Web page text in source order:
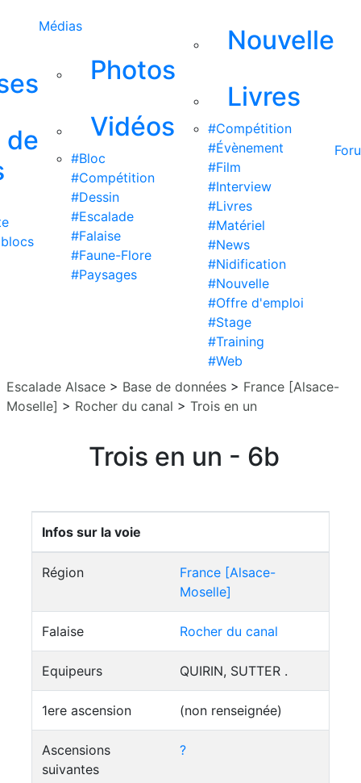
de
Médias
Photos
Vidéos
#Bloc
#Compétition
#Dessin
#Escalade
#Falaise
#Faune-Flore
#Paysages
Nouvelle
Livres
#Compétition
#Évènement
#Film
#Interview
#Livres
#Matériel
#News
#Nidification
#Nouvelle
#Offre d'emploi
#Stage
#Training
#Web
Escalade Alsace > Base de données > France [Alsace-
Moselle] > Rocher du canal > Trois en un
Trois en un - 6b
Infos sur la voie
Région
France [Alsace-
Moselle]
Falaise Rocher du canal
Equipeurs QUIRIN, SUTTER .
1ere ascension (non renseignée)
Ascensions
suivantes
?